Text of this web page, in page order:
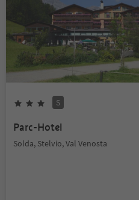
S
Parc-Hotel
Solda, Stelvio, Val Venosta